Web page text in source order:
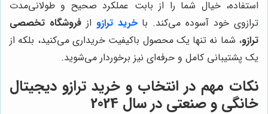
استفاده، خیال شما را از بابت عملکرد صحیح و طولانی‌مدت
ترازوی خود آسوده می‌کند. باخرید ترازو ازفروشگاه تخصصی
ترازو، شما نه تنها یک محصول باکیفیت خریداری می‌کنید، بلکه از
یک پشتیبانی کامل و حرفه‌ای نیز برخوردار می‌شوید.
نکات مهم در انتخاب و خرید ترازو دیجیتال
خانگی و صنعتی در سال 2024